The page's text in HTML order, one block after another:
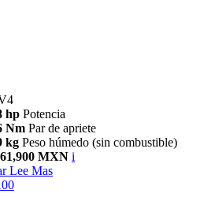
hp Potencia
Nm Par de apriete
kg Peso húmedo (sin combustible)
MXN i
Lee Mas